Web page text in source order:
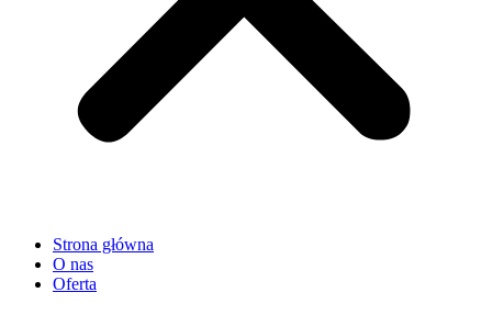
Strona główna
O nas
Oferta